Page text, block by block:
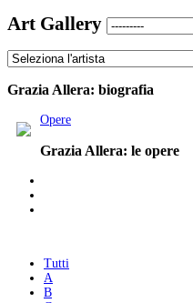
Art Gallery
Grazia Allera: biografia
Opere
Grazia Allera: le opere
Tutti
A
B